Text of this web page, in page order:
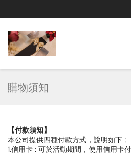
購物須知
【付款須知】
本公司提供四種付款方式，說明如下 :
1.信用卡 : 可於活動期間，使用信用卡付